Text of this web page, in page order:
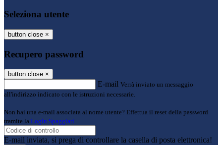
Seleziona utente
button close ×
Recupero password
button close ×
E-mail Verrà inviato un messaggio
all'indirizzo indicato con le istruzioni necessarie.
Non hai una e-mail associata al nome utente? Effettua il reset della password
tramite la Login Spaggiari
E-mail inviata, si prega di controllare la casella di posta elettronica!